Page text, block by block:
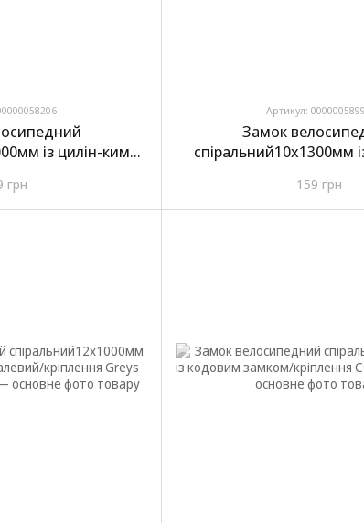
із цилін-ким
грн
Артикул:
Замок
спіральний10х1300мм
159 грн